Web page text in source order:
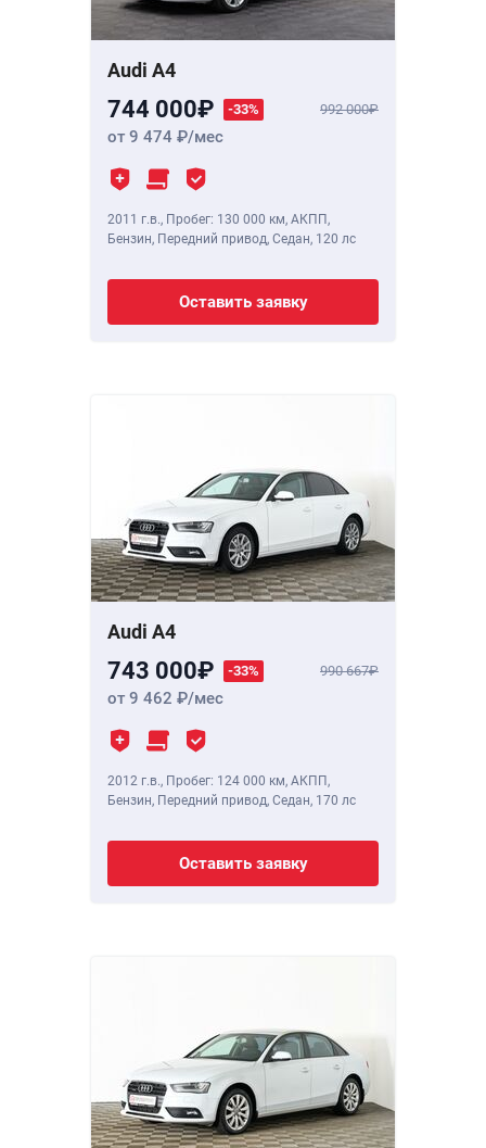
Audi A4
744 000 -33% 992 000
от 9 474 /мес
2011 г.в., Пробег: 130 000 км, АКПП,
Бензин, Передний привод, Седан, 120 лс
Оставить заявку
Audi A4
743 000 -33% 990 667
от 9 462 /мес
2012 г.в., Пробег: 124 000 км, АКПП,
Бензин, Передний привод, Седан, 170 лс
Оставить заявку